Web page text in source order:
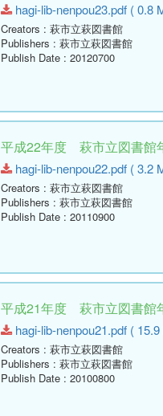
hagi-lib-nenpou23.pdf ( 0.8
Creators : 萩市立萩図書館
Publishers : 萩市立萩図書館
Publish Date : 20120700
平成22年度 萩市立図書館
hagi-lib-nenpou22.pdf ( 3.2
Creators : 萩市立萩図書館
Publishers : 萩市立萩図書館
Publish Date : 20110900
平成21年度 萩市立図書館
hagi-lib-nenpou21.pdf (
Creators : 萩市立萩図書館
Publishers : 萩市立萩図書館
Publish Date : 20100800